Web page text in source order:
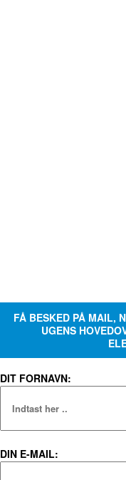
FÅ BESKED PÅ MAIL,
UGENS
DIT FORNAVN:
DIN E-MAIL: